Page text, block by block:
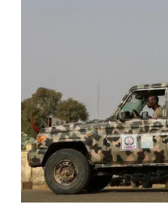
Giấy phép xuất bản số 110/
© 2003-2026 Bản quyền
chép dưới mọi hình thức
bản. Phát triển bởi ePi